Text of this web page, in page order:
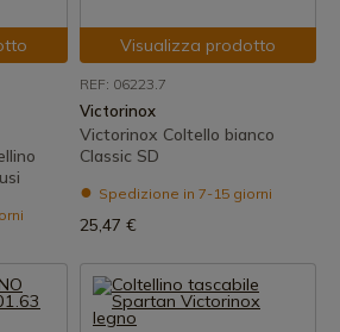
Visualizza prodotto
REF: 06223.7
Victorinox
Victorinox Coltello bianco
Classic SD
Spedizione in 7-15 giorni
25,47 €